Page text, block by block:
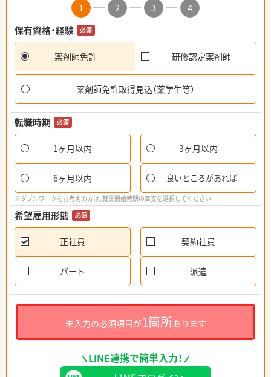
1 2 3
4
保有資格・経験
必須
薬剤師免許 研修認定薬剤師
薬剤師免許取得見込（薬学生等）
転職時期 必須
1ヶ月以内 3ヶ月以内
6ヶ月以内 良いところがあれば
※ダブルワークをお考えの方は、就業開始時期の目安を選択してください
希望雇用形態 必須
正社員 契約社員
パート 派遣
未入力の必須項目が1箇所あります
LINE連携で簡単入力！